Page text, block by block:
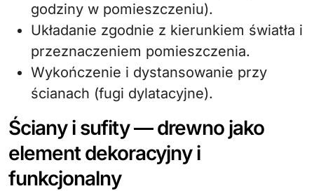
godziny w pomieszczeniu).
Układanie zgodnie z kierunkiem światła i
przeznaczeniem pomieszczenia.
Wykończenie i dystansowanie przy
ścianach (fugi dylatacyjne).
Ściany i sufity — drewno jako
element dekoracyjny i
funkcjonalny